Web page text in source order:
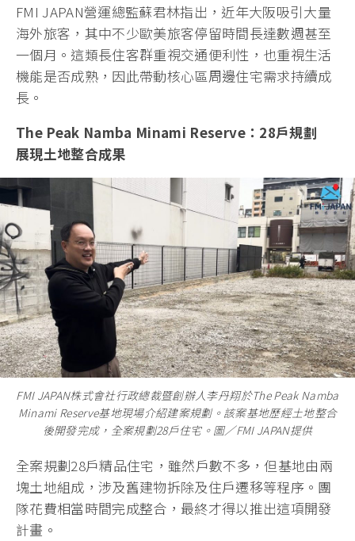
FMI JAPAN營運總監蘇君林指出，近年大阪吸引大量
海外旅客，其中不少歐美旅客停留時間長達數週甚至
一個月。這類長住客群重視交通便利性，也重視生活
機能是否成熟，因此帶動核心區周邊住宅需求持續成
長。
The Peak Namba Minami Reserve：28戶規劃
展現土地整合成果
FMI JAPAN株式會社行政總裁暨創辦人李丹翔於The Peak Namba
Minami Reserve基地現場介紹建案規劃。該案基地歷經土地整合
後開發完成，全案規劃28戶住宅。圖／FMI JAPAN提供
全案規劃28戶精品住宅，雖然戶數不多，但基地由兩
塊土地組成，涉及舊建物拆除及住戶遷移等程序。團
隊花費相當時間完成整合，最終才得以推出這項開發
計畫。